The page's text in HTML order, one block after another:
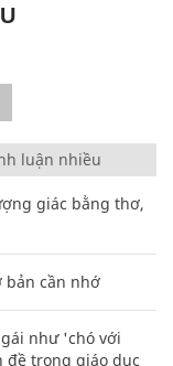
luận nhiều
giác bằng thơ,
bản cần nhớ
như 'chó với
đề trong giáo dục